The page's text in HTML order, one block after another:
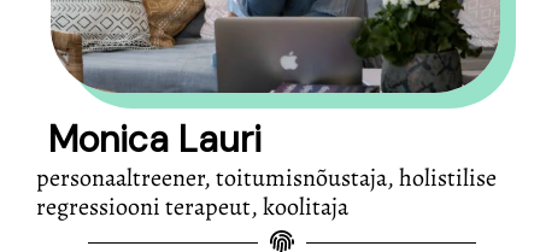
Monica Lauri
personaaltreener, toitumisnõustaja, holistilise
regressiooni terapeut, koolitaja